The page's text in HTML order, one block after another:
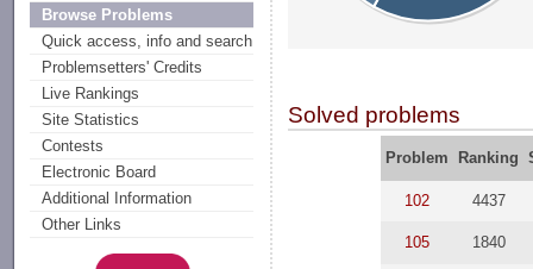
Browse Problems
Quick access, info and search
Problemsetters' Credits
Live Rankings
Site Statistics
Contests
Electronic Board
Additional Information
Other Links
Solved problems
Problem Ranking
102 4437
105 1840